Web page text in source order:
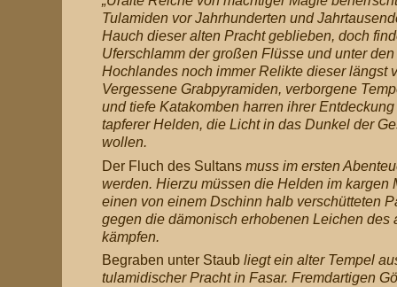
Tulamiden vor Jahrhunderten und
Hauch dieser alten Pracht geblieben, doch
Uferschlamm der großen Flüsse und unter
Hochlandes noch immer Relikte dieser längst
Vergessene Grabpyramiden, verborgene
und tiefe Katakomben harren ihrer
tapferer Helden, die Licht in das Dunkel der
wollen.
Der Fluch des Sultans muss im ersten
werden. Hierzu müssen die Helden im kargen
einen von einem Dschinn halb verschütteten
gegen die dämonisch erhobenen Leichen des
kämpfen.
Begraben unter Staub liegt ein alter Tempel
tulamidischer Pracht in Fasar. Fremdartigen